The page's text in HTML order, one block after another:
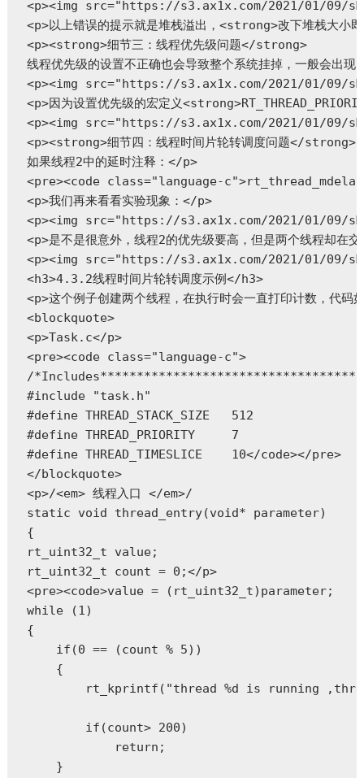
<p><img src="https://s3.ax1x.com/2021/01/09/
<p>以上错误的提示就是堆栈溢出，<strong>改下堆栈大
<p><strong>细节三：线程优先级问题</strong>
线程优先级的设置不正确也会导致整个系统挂掉，一般会出
<p><img src="https://s3.ax1x.com/2021/01/09/
<p>因为设置优先级的宏定义
<p><img src="https://s3.ax1x.com/2021/01/09/
<p><strong>细节四：线程时间片轮转调度问题</strong>
如果线程2中的延时注释：</p>
<pre><code class="language-
<p>我们再来看看实验现象：</p>
<p><img src="https://s3.ax1x.com/2021/01/09/
<p>是不是很意外，线程2的优先级要高，但是两个线程却在
<p><img src="https://s3.ax1x.com/2021/01/09/
<h3>4.3.2线程时间片轮转调度示例</h3>
<p>这个例子创建两个线程，在执行时会一直打印计数，代码
<blockquote>
<p>Task.c</p>
<pre><code class="language-c">
/
#include "task.h"
#define THREAD_STACK_SIZE   512
#define THREAD_PRIORITY     7
#define THREAD_TIMESLICE    10</code></pre>
</blockquote>
<p>/<em> 线程入口 </em>/
static void thread_entry(void* parameter)
{
rt_uint32_t value;
rt_uint32_t count = 0;</p>
<pre><code>value = (rt_uint32_t)parameter;
while (1)
{
    if(0 == (count % 5))
    {
rt_kprintf("thread %d is running
        if(count> 200)
            return;
    }